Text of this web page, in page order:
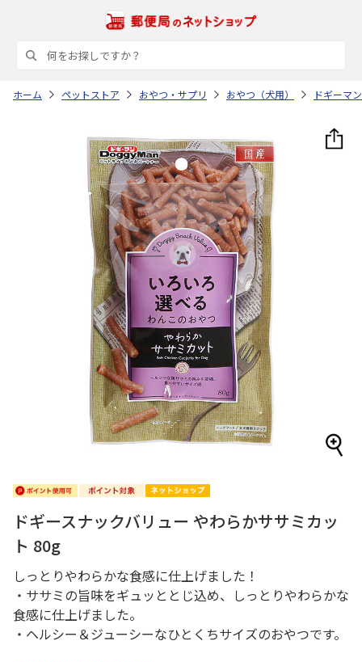
ホーム ペットストア おやつ・サプリ おやつ（犬用） ドギーマ
ドギースナックバリュー やわらかササミカッ
ト 80g
しっとりやわらかな食感に仕上げました！
・ササミの旨味をギュッととじ込め、しっとりやわらかな
食感に仕上げました。
・ヘルシー＆ジューシーなひとくちサイズのおやつです。